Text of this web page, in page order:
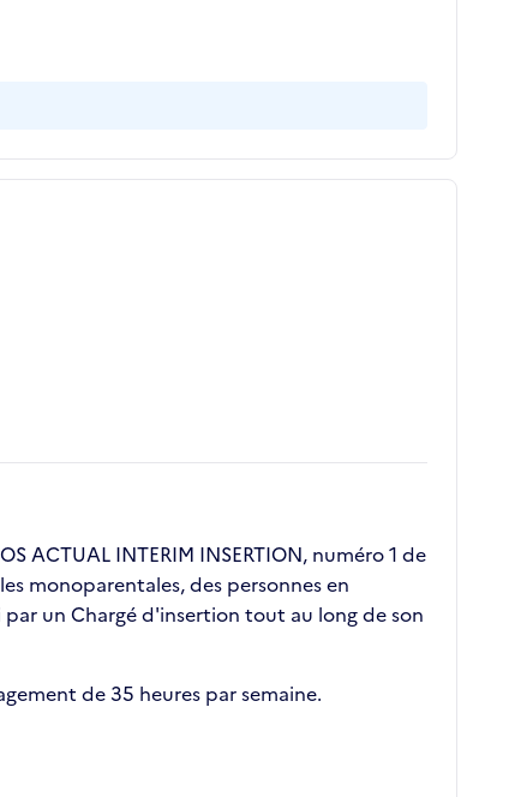
ACTUAL INTERIM INSERTION, numéro 1 de
monoparentales, des personnes en
un Chargé d'insertion tout au long de son
de 35 heures par semaine.